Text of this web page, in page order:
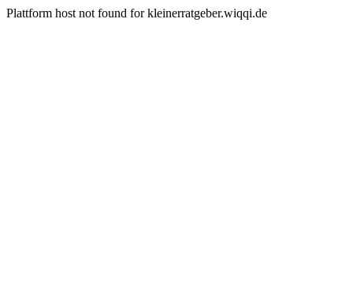
Plattform host not found for kleinerratgeber.wiqqi.de